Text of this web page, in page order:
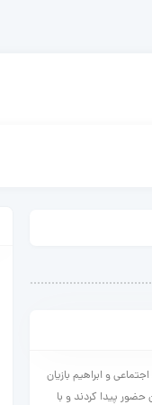
و ابراهیم بازیان
پیدا کردند و با